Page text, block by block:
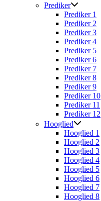
Prediker
Prediker 1
Prediker 2
Prediker 3
Prediker 4
Prediker 5
Prediker 6
Prediker 7
Prediker 8
Prediker 9
Prediker 10
Prediker 11
Prediker 12
Hooglied
Hooglied 1
Hooglied 2
Hooglied 3
Hooglied 4
Hooglied 5
Hooglied 6
Hooglied 7
Hooglied 8